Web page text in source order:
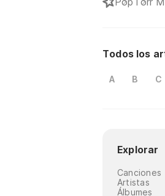
Todos los
A B C
Explorar
Canciones
Artistas
Álbumes